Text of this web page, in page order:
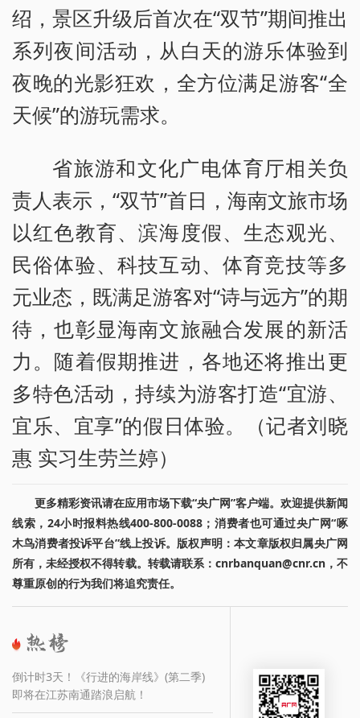
绍，景区升级后首次在“双节”期间推出
系列夜间活动，从白天的游乐体验到
夜晚的光影狂欢，全方位满足游客“全
天候”的游玩需求。
省旅游和文化广电体育厅相关负
责人表示，“双节”首日，海南文旅市场
以红色教育、滨海度假、生态观光、
民俗体验、科技互动、体育竞技等多
元业态，既满足游客对“诗与远方”的期
待，也彰显海南文旅融合发展的新活
力。随着假期推进，各地还将推出更
多特色活动，持续为游客打造“宜游、
宜乐、宜享”的假日体验。（记者刘晓
惠 实习生劳兰婷）
更多精彩资讯请在应用市场下载“央广网”客户端。欢迎提供新闻
线索，24小时报料热线400-800-0088；消费者也可通过央广网“啄
木鸟消费者投诉平台”线上投诉。版权声明：本文章版权归属央广网
所有，未经授权不得转载。转载请联系：cnrbanquan@cnr.cn，不
尊重原创的行为我们将追究责任。
倒计时3天！《行进的海岸线》(第二季)
即将在江苏南通踏浪启航！